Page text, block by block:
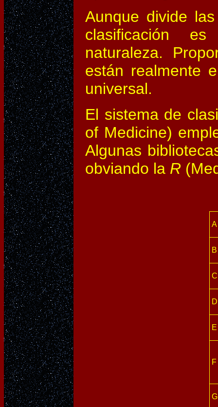
Aunque divide
clasificación
naturaleza.
están realmente
universal.
El sistema de
of Medicine)
Algunas
obviando la R
A
B
C
D
E
F
G